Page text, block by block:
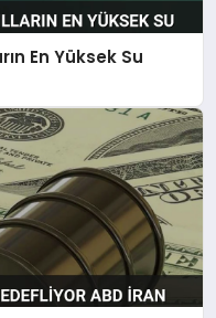
En Yüksek Su